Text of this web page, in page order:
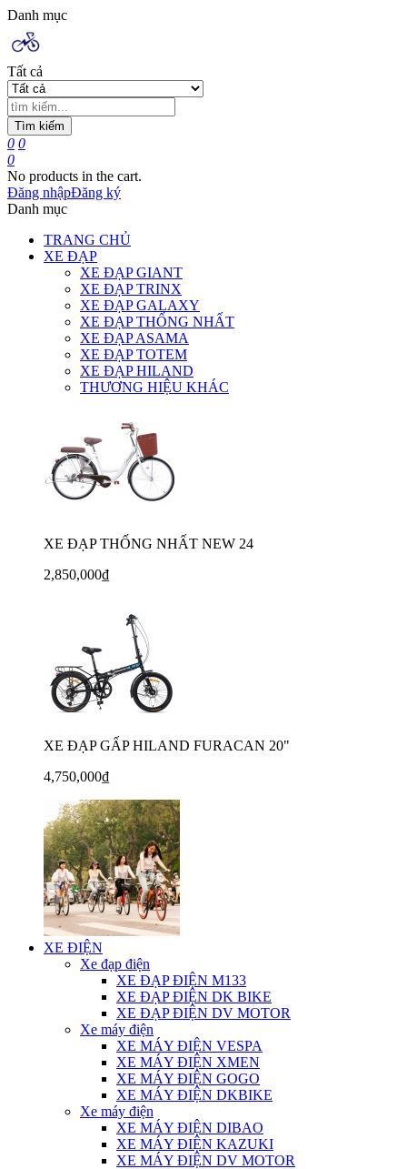
Danh mục
Tất cả
Tìm kiếm
0 0
0
No products in the cart.
Đăng nhậpĐăng ký
Danh mục
TRANG CHỦ
XE ĐẠP
XE ĐẠP GIANT
XE ĐẠP TRINX
XE ĐẠP GALAXY
XE ĐẠP THỐNG NHẤT
XE ĐẠP ASAMA
XE ĐẠP TOTEM
XE ĐẠP HILAND
THƯƠNG HIỆU KHÁC
XE ĐẠP THỐNG NHẤT NEW 24
2,850,000₫
XE ĐẠP GẤP HILAND FURACAN 20"
4,750,000₫
XE ĐIỆN
Xe đạp điện
XE ĐẠP ĐIỆN M133
XE ĐẠP ĐIỆN DK BIKE
XE ĐẠP ĐIỆN DV MOTOR
Xe máy điện
XE MÁY ĐIỆN VESPA
XE MÁY ĐIỆN XMEN
XE MÁY ĐIỆN GOGO
XE MÁY ĐIỆN DKBIKE
Xe máy điện
XE MÁY ĐIỆN DIBAO
XE MÁY ĐIỆN KAZUKI
XE MÁY ĐIỆN DV MOTOR